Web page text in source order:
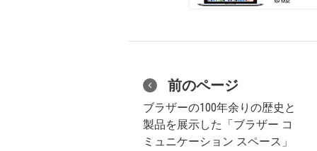
前のページ
ブラザーの100年余りの歴史と
製品を展示した「ブラザー コ
ミュニケーション スペース」